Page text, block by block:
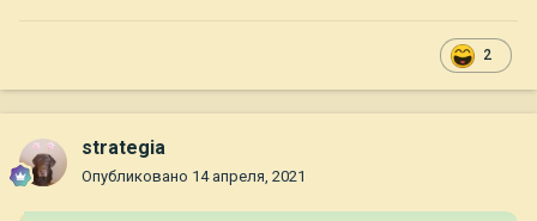
2
strategia
Опубликовано 14 апреля, 2021